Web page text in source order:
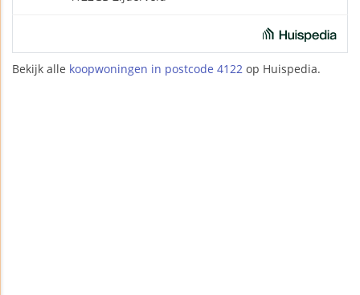
Bekijk alle koopwoningen in postcode 4122 op Huispedia.